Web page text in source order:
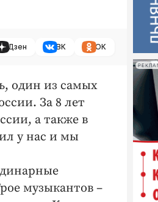
Дзен ВК ОК
один из самых
За 8 лет
а также в
у нас и мы
музыкантов –